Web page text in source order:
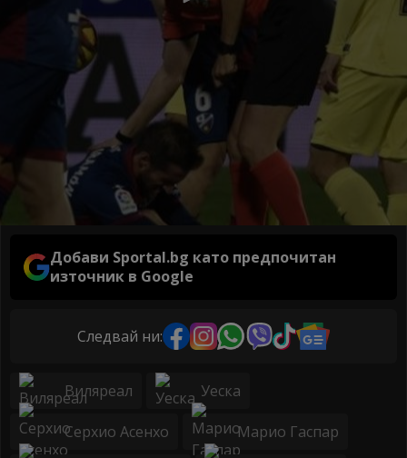
Добави Sportal.bg като предпочитан
източник в Google
Следвай ни:
Виляреал Уеска
Серхио Асенхо Марио Гаспар